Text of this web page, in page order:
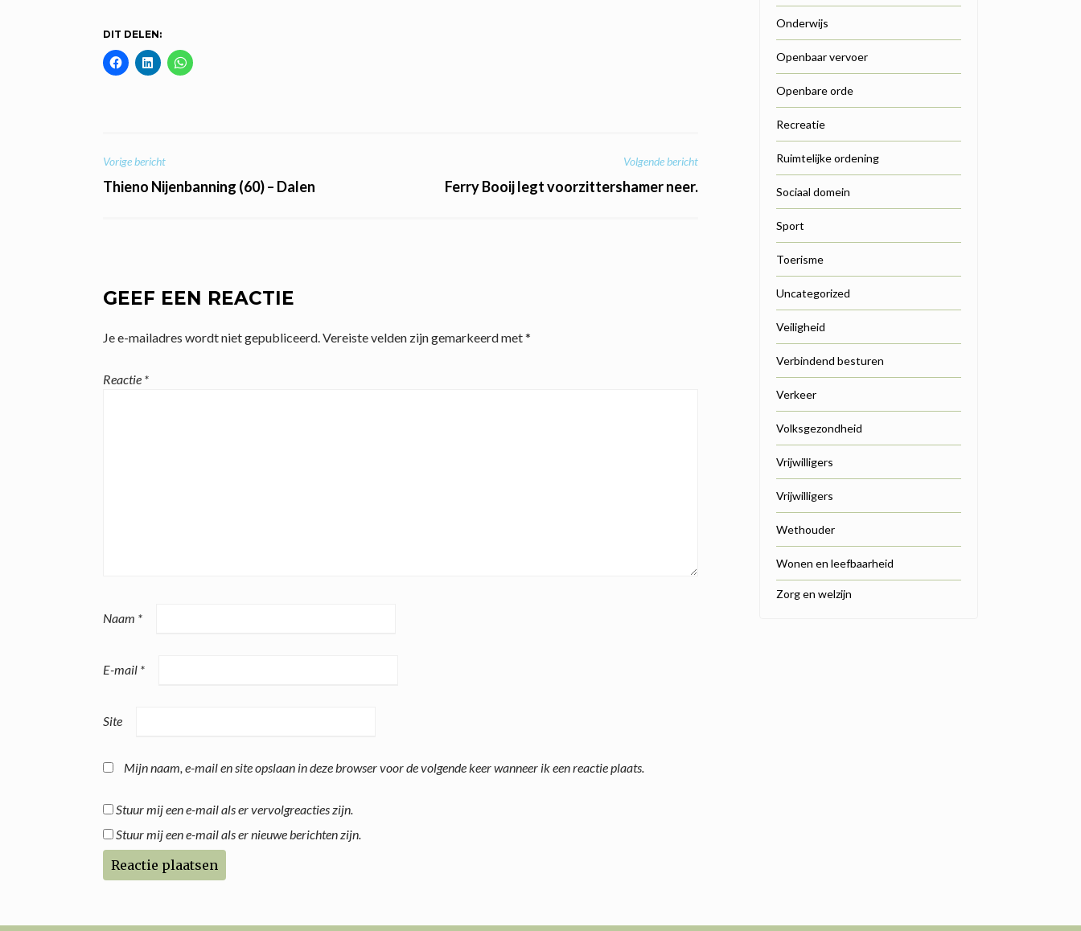
DIT DELEN:
BERICHT
NAVIGATIE
Vorige bericht
Thieno Nijenbanning (60) – Dalen
Volgende bericht
Ferry Booij legt voorzittershamer neer.
GEEF EEN REACTIE
Je e-mailadres wordt niet gepubliceerd.Vereiste velden zijn gemarkeerd met*
Reactie *
Naam *
E-mail *
Site
Mijn naam, e-mail en site opslaan in deze browser voor de volgende keer wanneer ik een reactie plaats.
Stuur mij een e-mail als er vervolgreacties zijn.
Stuur mij een e-mail als er nieuwe berichten zijn.
Onderwijs
Openbaar vervoer
Openbare orde
Recreatie
Ruimtelijke ordening
Sociaal domein
Sport
Toerisme
Uncategorized
Veiligheid
Verbindend besturen
Verkeer
Volksgezondheid
Vrijwilligers
Vrijwilligers
Wethouder
Wonen en leefbaarheid
Zorg en welzijn